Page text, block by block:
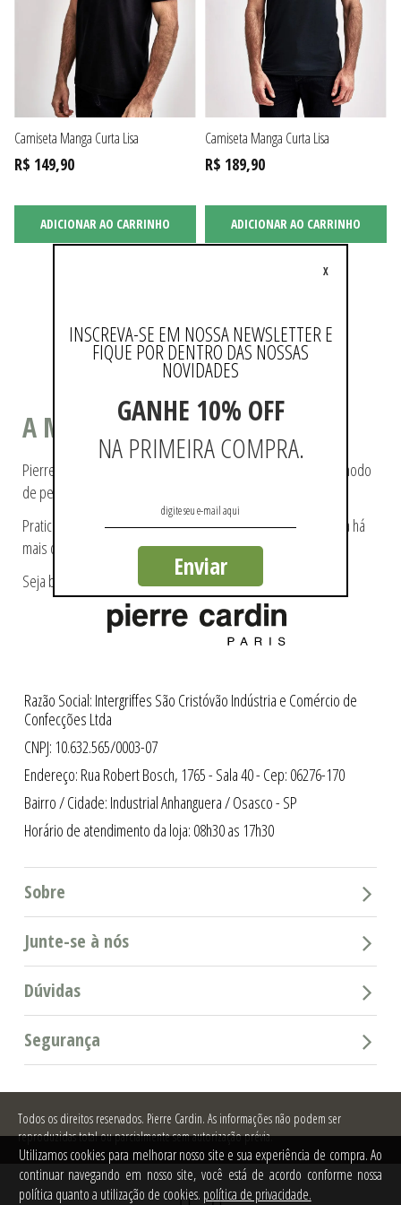
Camiseta Manga Curta Lisa
R$ 149,90
ADICIONAR AO CARRINHO
Camiseta Manga Curta Lisa
R$ 189,90
ADICIONAR AO CARRINHO
Utilizamos cookies para melhorar nosso site e sua experiência de compra. Ao
continuar navegando em nosso site, você está de acordo conforme nossa
política quanto a utilização de cookies. política de privacidade.
A MODA COMO ESTILO DE VIDA
Pierre Cardin ajudou a tecer a história da moda, pioneiro no modo
de pensá-la e de reproduzi-la.
Praticidade e modernidade fazem parte da essência da marca há
mais de 60 anos.
Seja bem-vindo a loja oficial Pierre Cardin no Brasil.
Razão Social: Intergriffes São Cristóvão Indústria e Comércio de
Confecções Ltda
CNPJ: 10.632.565/0003-07
Endereço: Rua Robert Bosch, 1765 - Sala 40 - Cep: 06276-170
Bairro / Cidade: Industrial Anhanguera / Osasco - SP
Horário de atendimento da loja: 08h30 as 17h30
Sobre
Junte-se à nós
Dúvidas
Segurança
Todos os direitos reservados. Pierre Cardin. As informações não podem ser
reproduzidas total ou parcialmente sem autorização prévia.
INSCREVA-SE EM NOSSA NEWSLETTER E
FIQUE POR DENTRO DAS NOSSAS
NOVIDADES
GANHE 10% OFF
NA PRIMEIRA COMPRA.
Enviar
X